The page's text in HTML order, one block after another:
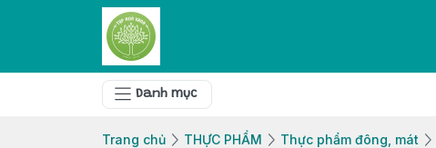
Danh mục
Trang chủ THỰC PHẨM Thực phẩm đông, mát